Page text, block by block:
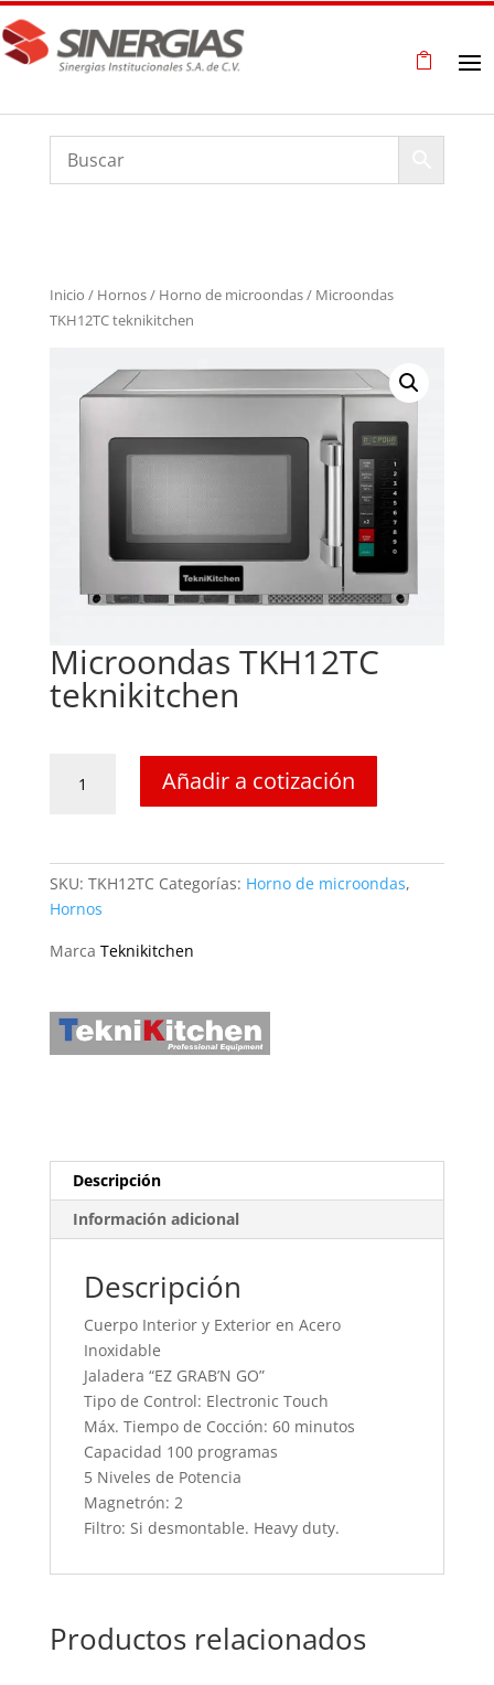
Inicio / Hornos/ Horno de microondas/ Microondas
TKH12TC teknikitchen
Microondas TKH12TC
teknikitchen
TKH12TC
Añadir a cotización
SKU: TKH12TC Categorías: Horno de microondas,
Hornos
Marca Teknikitchen
Descripción
Información adicional
Descripción
Cuerpo Interior y Exterior en Acero
Inoxidable
Jaladera “EZ GRAB’N GO”
Tipo de Control: Electronic Touch
Máx. Tiempo de Cocción: 60 minutos
Capacidad 100 programas
5 Niveles de Potencia
Magnetrón: 2
Filtro: Si desmontable. Heavy duty.
Productos relacionados